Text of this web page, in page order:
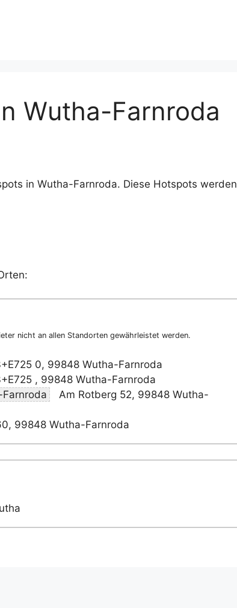
Wutha-Farnroda
in Wutha-Farnroda. Diese Hotspots werden
nicht an allen Standorten gewährleistet werden.
0, 99848 Wutha-Farnroda
, 99848 Wutha-Farnroda
Am Rotberg 52, 99848 Wutha-
99848 Wutha-Farnroda